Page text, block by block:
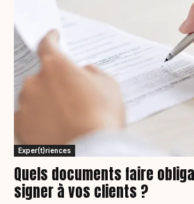
Exper(t)riences
Quels documents faire
signer à vos clients ?